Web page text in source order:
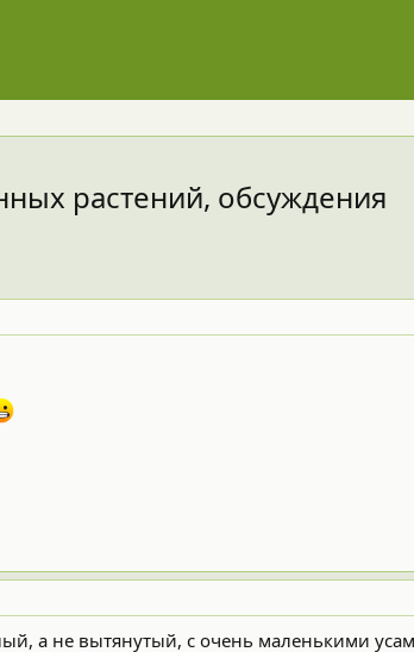
растений, обсуждения
а не вытянутый, с очень маленькими